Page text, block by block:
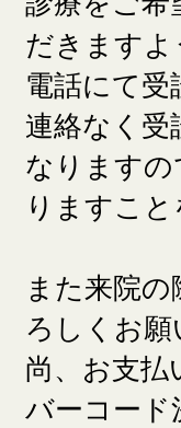
だきます
電話にて
連絡なく受
なります
りますこと
また来院
ろしくお願
尚、お支
バーコード